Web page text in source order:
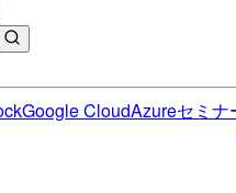
Google CloudAzureセミナ